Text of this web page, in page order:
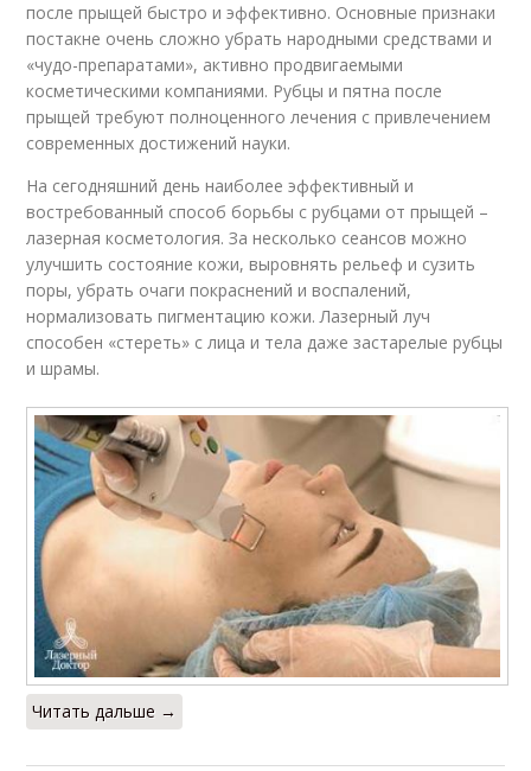
после прыщей быстро и эффективно. Основные признаки
постакне очень сложно убрать народными средствами и
«чудо-препаратами», активно продвигаемыми
косметическими компаниями. Рубцы и пятна после
прыщей требуют полноценного лечения с привлечением
современных достижений науки.
На сегодняшний день наиболее эффективный и
востребованный способ борьбы с рубцами от прыщей –
лазерная косметология. За несколько сеансов можно
улучшить состояние кожи, выровнять рельеф и сузить
поры, убрать очаги покраснений и воспалений,
нормализовать пигментацию кожи. Лазерный луч
способен «стереть» с лица и тела даже застарелые рубцы
и шрамы.
Читать дальше →